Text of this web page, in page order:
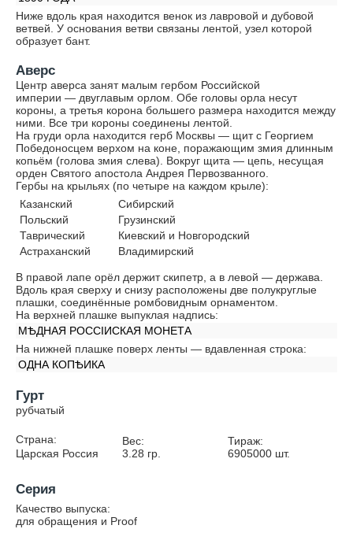
Ниже вдоль края находится венок из лавровой и дубовой
ветвей. У основания ветви связаны лентой, узел которой
образует бант.
Аверс
Центр аверса занят малым гербом Российской
империи — двуглавым орлом. Обе головы орла несут
короны, а третья корона большего размера находится между
ними. Все три короны соединены лентой.
На груди орла находится герб Москвы — щит с Георгием
Победоносцем верхом на коне, поражающим змия длинным
копьём (голова змия слева). Вокруг щита — цепь, несущая
орден Святого апостола Андрея Первозванного.
Гербы на крыльях (по четыре на каждом крыле):
Казанский
Польский
Таврический
Астраханский
Сибирский
Грузинский
Киевский и Новгородский
Владимирский
В правой лапе орёл держит скипетр, а в левой — держава.
Вдоль края сверху и снизу расположены две полукруглые
плашки, соединённые ромбовидным орнаментом.
На верхней плашке выпуклая надпись:
МѢДНАЯ РОССIИСКАЯ МОНЕТА
На нижней плашке поверх ленты — вдавленная строка:
ОДНА КОПѢИКА
Гурт
рубчатый
Страна:
Царская Россия
Вес:
3.28 гр.
Тираж:
6905000 шт.
Серия
Качество выпуска:
для обращения и Proof